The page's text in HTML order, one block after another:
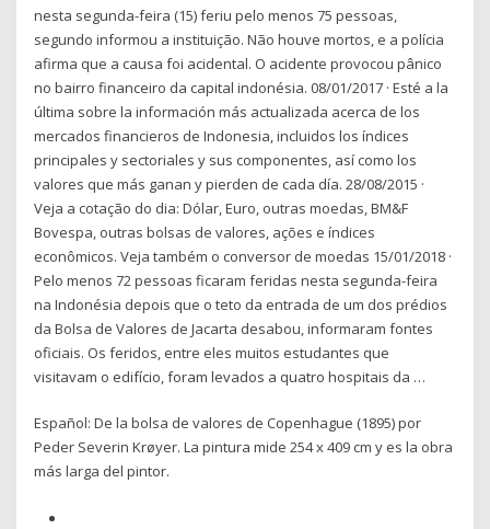
nesta segunda-feira (15) feriu pelo menos 75 pessoas,
segundo informou a instituição. Não houve mortos, e a polícia
afirma que a causa foi acidental. O acidente provocou pânico
no bairro financeiro da capital indonésia. 08/01/2017 · Esté a la
última sobre la información más actualizada acerca de los
mercados financieros de Indonesia, incluidos los índices
principales y sectoriales y sus componentes, así como los
valores que más ganan y pierden de cada día. 28/08/2015 ·
Veja a cotação do dia: Dólar, Euro, outras moedas, BM&F
Bovespa, outras bolsas de valores, ações e índices
econômicos. Veja também o conversor de moedas 15/01/2018 ·
Pelo menos 72 pessoas ficaram feridas nesta segunda-feira
na Indonésia depois que o teto da entrada de um dos prédios
da Bolsa de Valores de Jacarta desabou, informaram fontes
oficiais. Os feridos, entre eles muitos estudantes que
visitavam o edifício, foram levados a quatro hospitais da …
Español: De la bolsa de valores de Copenhague (1895) por
Peder Severin Krøyer. La pintura mide 254 x 409 cm y es la obra
más larga del pintor.